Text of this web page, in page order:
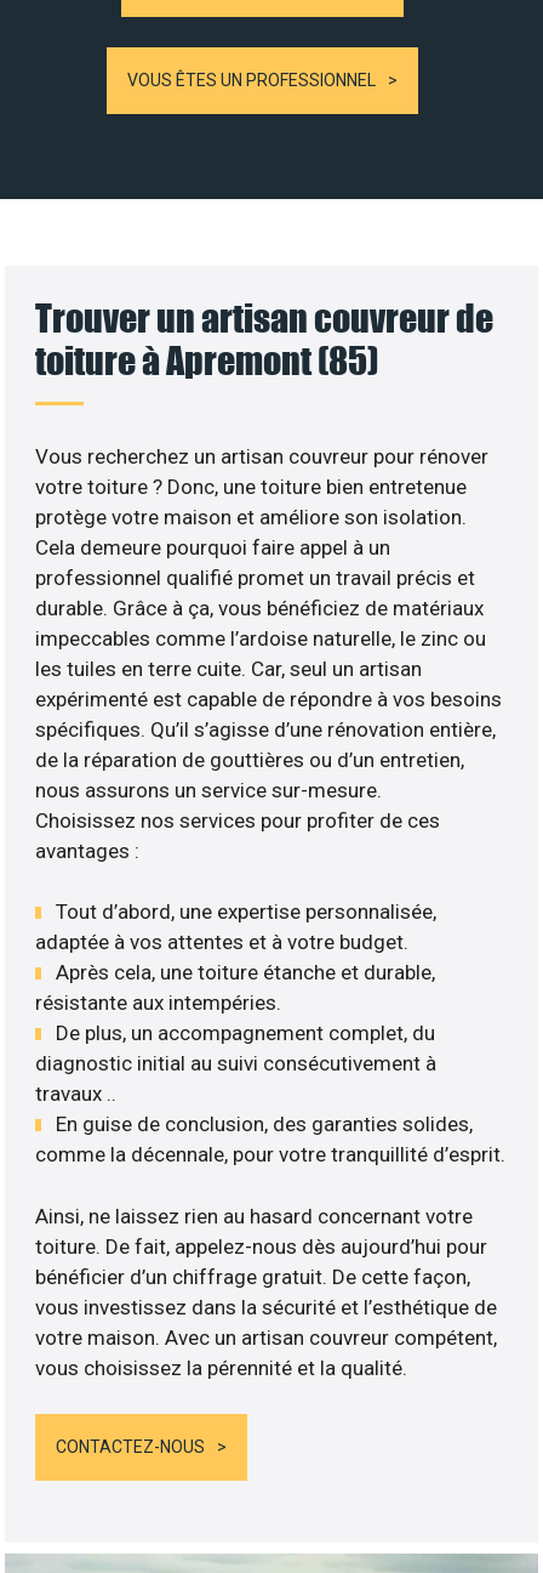
VOUS ÊTES UN PROFESSIONNEL
Trouver un artisan couvreur de
toiture à Apremont (85)
Vous recherchez un artisan couvreur pour rénover
votre toiture ? Donc, une toiture bien entretenue
protège votre maison et améliore son isolation.
Cela demeure pourquoi faire appel à un
professionnel qualifié promet un travail précis et
durable. Grâce à ça, vous bénéficiez de matériaux
impeccables comme l’ardoise naturelle, le zinc ou
les tuiles en terre cuite. Car, seul un artisan
expérimenté est capable de répondre à vos besoins
spécifiques. Qu’il s’agisse d’une rénovation entière,
de la réparation de gouttières ou d’un entretien,
nous assurons un service sur-mesure.
Choisissez nos services pour profiter de ces
avantages :
Tout d’abord, une expertise personnalisée,
adaptée à vos attentes et à votre budget.
Après cela, une toiture étanche et durable,
résistante aux intempéries.
De plus, un accompagnement complet, du
diagnostic initial au suivi consécutivement à
travaux ..
En guise de conclusion, des garanties solides,
comme la décennale, pour votre tranquillité d’esprit.
Ainsi, ne laissez rien au hasard concernant votre
toiture. De fait, appelez-nous dès aujourd’hui pour
bénéficier d’un chiffrage gratuit. De cette façon,
vous investissez dans la sécurité et l’esthétique de
votre maison. Avec un artisan couvreur compétent,
vous choisissez la pérennité et la qualité.
CONTACTEZ-NOUS